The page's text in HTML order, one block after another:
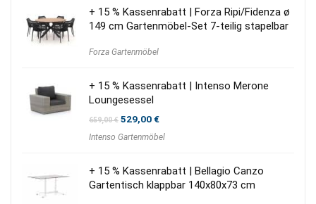
+ 15 % Kassenrabatt | Forza Ripi/Fidenza ø
149 cm Gartenmöbel-Set 7-teilig stapelbar
Forza Gartenmöbel
+ 15 % Kassenrabatt | Intenso Merone
Loungesessel
659,00€ Ursprünglicher
war:
529,00€Aktueller
ist:
Intenso Gartenmöbel
+ 15 % Kassenrabatt | Bellagio Canzo
Gartentisch klappbar 140x80x73 cm